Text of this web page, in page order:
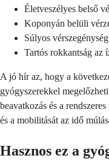
Életveszélyes belső
Koponyán belüli
Súlyos
Tartós rokkantság az
A jó hír az, hogy a
gyógyszerekkel
beavatkozás és a
és a mobilitását az idő
Hasznos ez a